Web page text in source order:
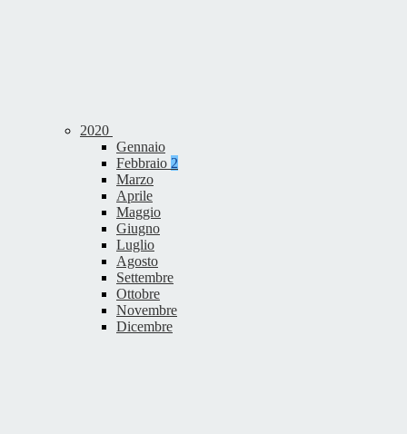
2020
Gennaio
Febbraio 2
Marzo
Aprile
Maggio
Giugno
Luglio
Agosto
Settembre
Ottobre
Novembre
Dicembre